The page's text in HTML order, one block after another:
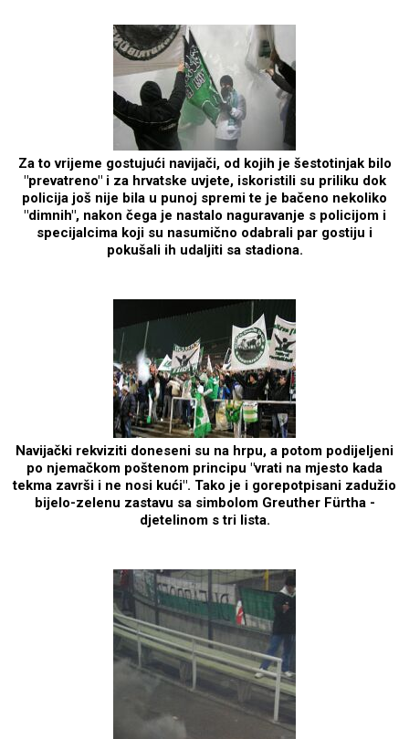
Za to vrijeme gostujući navijači, od kojih je šestotinjak bilo
"prevatreno" i za hrvatske uvjete, iskoristili su priliku dok
policija još nije bila u punoj spremi te je bačeno nekoliko
"dimnih", nakon čega je nastalo naguravanje s policijom i
specijalcima koji su nasumično odabrali par gostiju i
pokušali ih udaljiti sa stadiona.
Navijački rekviziti doneseni su na hrpu, a potom podijeljeni
po njemačkom poštenom principu "vrati na mjesto kada
tekma završi i ne nosi kući". Tako je i gorepotpisani zadužio
bijelo-zelenu zastavu sa simbolom Greuther Fürtha -
djetelinom s tri lista.